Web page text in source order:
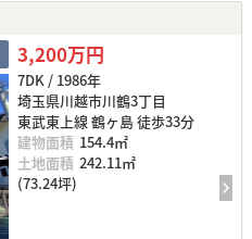
3,200万円
7DK / 1986年
埼玉県川越市川鶴3丁目
東武東上線 鶴ヶ島 徒歩33分
建物面積 154.4㎡
土地面積 242.11㎡
(73.24坪)